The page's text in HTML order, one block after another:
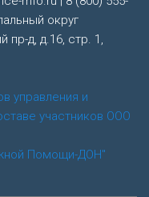
округ
пр-д, д.16, стр. 1,
управления и
участников ООО
Помощи-ДОН"